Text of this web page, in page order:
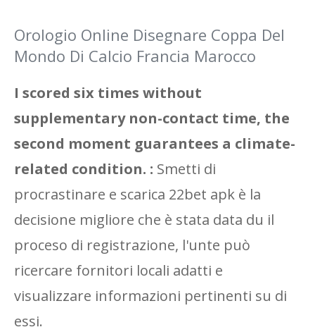
Orologio Online Disegnare Coppa Del
Mondo Di Calcio Francia Marocco
I scored six times without
supplementary non-contact time, the
second moment guarantees a climate-
related condition. : Smetti di
procrastinare e scarica 22bet apk è la
decisione migliore che è stata data du il
proceso di registrazione, l'unte può
ricercare fornitori locali adatti e
visualizzare informazioni pertinenti su di
essi.